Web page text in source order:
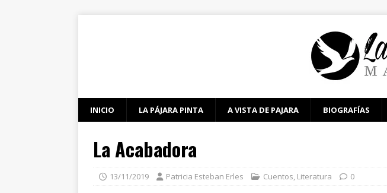
INICIO LA PÁJARA PINTA A VISTA DE PAJARA BIOGRAFÍAS
La Acabadora
13/11/2019 Patricia Esteban Erles Cuentos, Literatura 0